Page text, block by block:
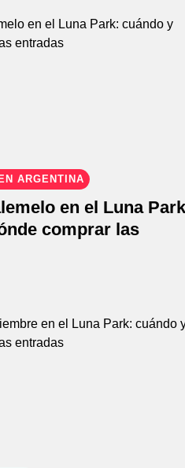
ARGENTINA
en el Luna
comprar las